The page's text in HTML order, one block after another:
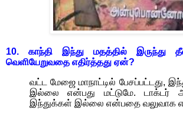
10. காந்தி
இந்து மதத்தில் இருந்து
வெளியேறுவதை எதிர்த்தது ஏன்?
வட்ட மேஜை மாநாட்டில் பேசப்பட்டது,
இல்லை என்பது மட்டுமே. டாக்டர்
இந்துக்கள் இல்லை என்பதை வலுவாக